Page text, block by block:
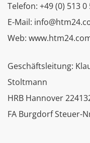
Telefon: +49 (0) 513 0
E-Mail:
Web:
Geschäftsleitung:
Stoltmann
HRB Hannover
FA Burgdorf Steuer-